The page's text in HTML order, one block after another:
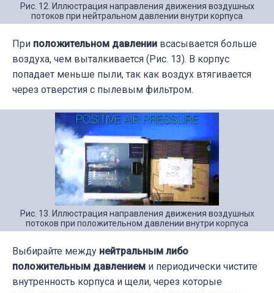
Рис. 12. Иллюстрация направления движения воздушных
потоков при нейтральном давлении внутри корпуса
При положительном давлении всасывается больше
воздуха, чем выталкивается (Рис. 13). В корпус
попадает меньше пыли, так как воздух втягивается
через отверстия с пылевым фильтром.
Рис. 13. Иллюстрация направления движения воздушных
потоков при положительном давлении внутри корпуса
Выбирайте между нейтральным либо
положительным давлением и периодически чистите
внутренность корпуса и щели, через которые